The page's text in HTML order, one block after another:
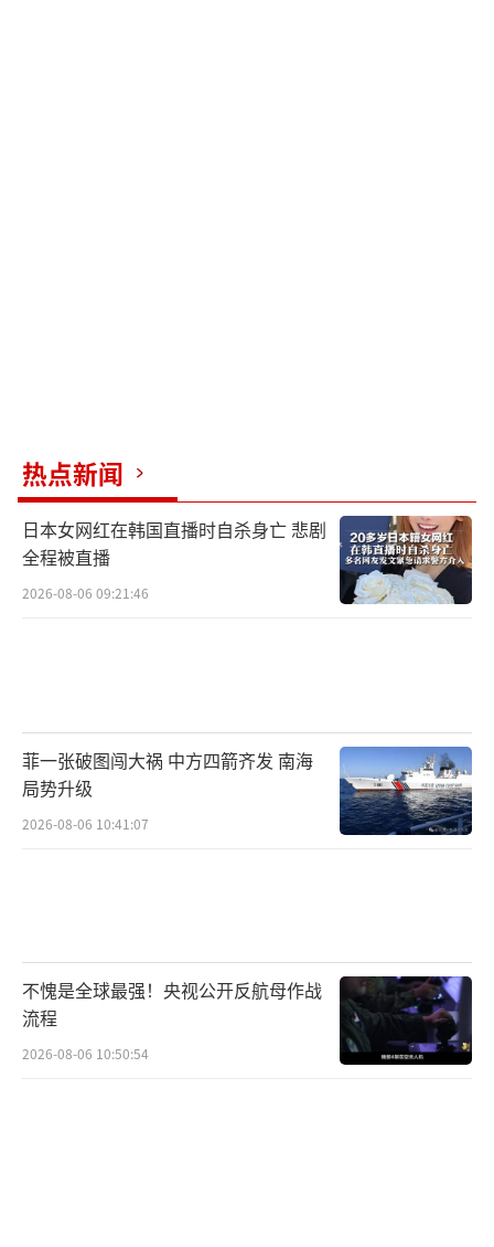
热点新闻
日本女网红在韩国直播时自杀身亡 悲剧
全程被直播
2026-08-06 09:21:46
菲一张破图闯大祸 中方四箭齐发 南海
局势升级
2026-08-06 10:41:07
不愧是全球最强！央视公开反航母作战
流程
2026-08-06 10:50:54